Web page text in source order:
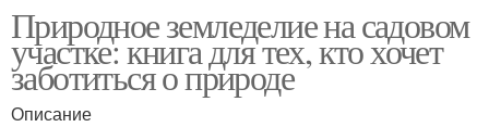
Природное земледелие на садовом
участке: книга для тех, кто хочет
заботиться о природе
Описание